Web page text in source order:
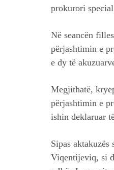
prokurori
Në seancën
përjashtimin e
e dy të
Megjithatë,
përjashtimin e
ishin deklaruar
Sipas
Viqentijeviq, si